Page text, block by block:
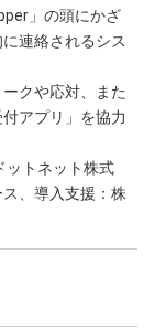
」の頭にかざ
連絡されるシス
クや応対、また
アプリ」を協力
ットネット株式
、導入支援：株